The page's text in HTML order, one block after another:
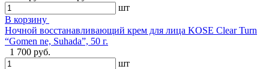
шт
В корзину
Ночной восстанавливающий крем для лица KOSE Clear Turn
“Gomen ne, Suhada”, 50 г.
1 700 руб.
шт